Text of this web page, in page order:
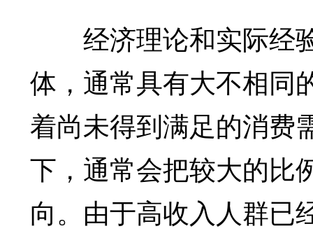
经济理论和实际经
体，通常具有大不相同
着尚未得到满足的消费
下，通常会把较大的比
向。由于高收入人群已